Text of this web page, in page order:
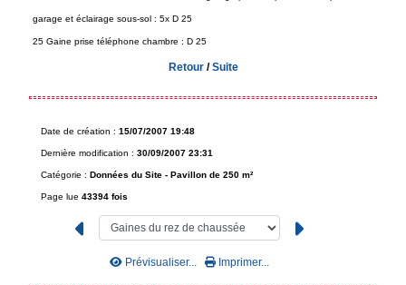
garage et éclairage sous-sol : 5x D 25
25 Gaine prise téléphone chambre : D 25
Retour/Suite
Date de création : 15/07/2007 19:48
Dernière modification : 30/09/2007 23:31
Catégorie : Données du Site - Pavillon de 250 m²
Page lue 43394 fois
Prévisualiser... Imprimer...